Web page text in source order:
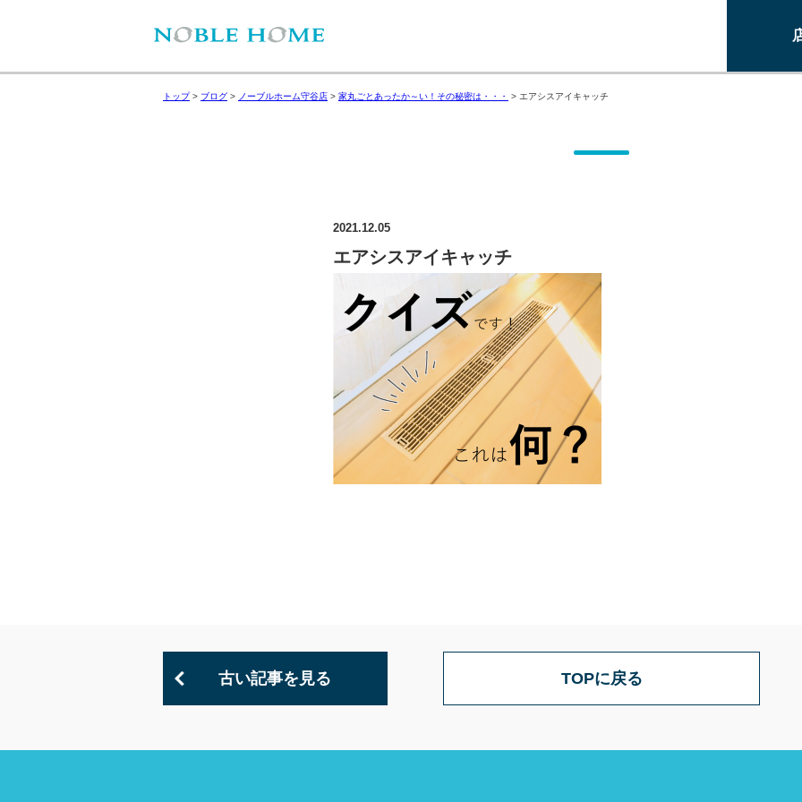
トップ> ブログ > ノーブルホーム守谷店 > 家丸ごとあったか～い！その秘密は・・・ > エアシスアイキャッチ
2021.12.05
エアシスアイキャッチ
古い記事を見る TOPに戻る